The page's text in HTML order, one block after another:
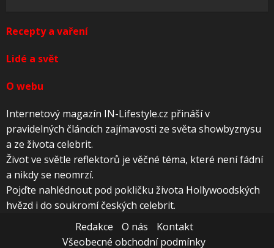
Recepty a vaření
Lidé a svět
O webu
Internetový magazín IN-Lifestyle.cz přináší v
pravidelných článcích zajímavosti ze světa showbyznysu
a ze života celebrit.
Život ve světle reflektorů je věčné téma, které není fádní
a nikdy se neomrzí.
Pojďte nahlédnout pod pokličku života Hollywoodských
hvězd i do soukromí českých celebrit.
Redakce
O nás
Kontakt
Všeobecné obchodní podmínky